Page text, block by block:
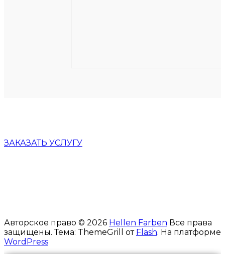
ЗАКАЗАТЬ УСЛУГУ
Авторское право © 2026 Hellen Farben Все права
защищены. Тема: ThemeGrill от Flash. На платформе
WordPress